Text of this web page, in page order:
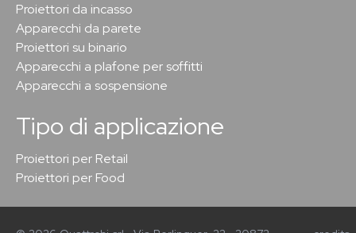
Proiettori da incasso
Apparecchi da parete
Proiettori su binario
Apparecchi a plafone per soffitti
Apparecchi a sospensione
Tipo di applicazione
Proiettori per Retail
Proiettori per Food